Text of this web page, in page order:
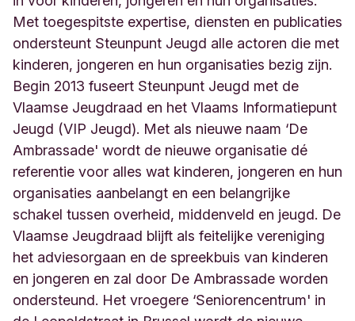
Met toegespitste expertise, diensten en publicaties
ondersteunt Steunpunt Jeugd alle actoren die met
kinderen, jongeren en hun organisaties bezig zijn.
Begin 2013 fuseert Steunpunt Jeugd met de
Vlaamse Jeugdraad en het Vlaams Informatiepunt
Jeugd (VIP Jeugd). Met als nieuwe naam ‘De
Ambrassade' wordt de nieuwe organisatie dé
referentie voor alles wat kinderen, jongeren en hun
organisaties aanbelangt en een belangrijke
schakel tussen overheid, middenveld en jeugd. De
Vlaamse Jeugdraad blijft als feitelijke vereniging
het adviesorgaan en de spreekbuis van kinderen
en jongeren en zal door De Ambrassade worden
ondersteund. Het vroegere ‘Seniorencentrum' in